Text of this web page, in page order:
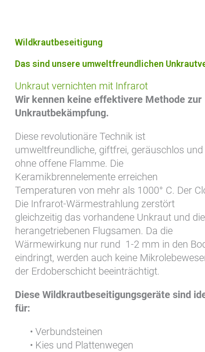
Wildkrautbeseitigung
Das sind unsere umweltfreundlichen
Unkraut vernichten mit Infrarot
Wir kennen keine effektivere Methode zur
Unkrautbekämpfung.
Diese revolutionäre Technik ist
umweltfreundliche, giftfrei, geräuschlos und
ohne offene Flamme. Die
Keramikbrennelemente erreichen
Temperaturen von mehr als 1000° C. Der
Die Infrarot-Wärmestrahlung zerstört
gleichzeitig das vorhandene Unkraut und die
herangetriebenen Flugsamen. Da die
Wärmewirkung nur rund 1-2 mm in den
eindringt, werden auch keine
der Erdoberschicht beeinträchtigt.
Diese Wildkrautbeseitigungsgeräte sind
für:
• Verbundsteinen
• Kies und Plattenwegen